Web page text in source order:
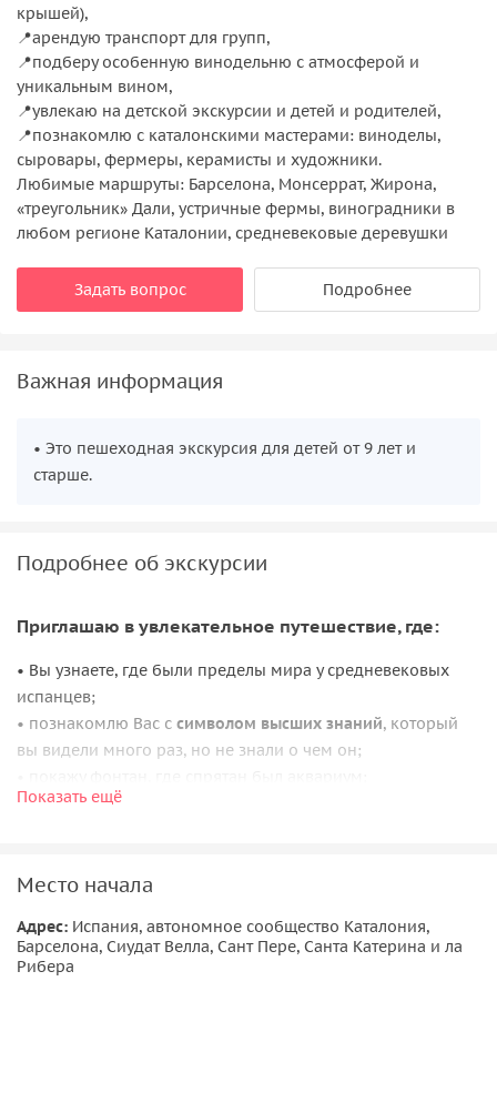
крышей),
📍арендую транспорт для групп,
📍подберу особенную винодельню с атмосферой и
уникальным вином,
📍увлекаю на детской экскурсии и детей и родителей,
📍познакомлю с каталонскими мастерами: виноделы,
сыровары, фермеры, керамисты и художники.
Любимые маршруты: Барселона, Монсеррат, Жирона,
«треугольник» Дали, устричные фермы, виноградники в
любом регионе Каталонии, средневековые деревушки
Задать вопрос Подробнее
Важная информация
• Это пешеходная экскурсия для детей от 9 лет и
старше.
Подробнее об экскурсии
Приглашаю в увлекательное путешествие, где:
• Вы узнаете, где были пределы мира у средневековых
испанцев;
• познакомлю Вас с символом высших знаний, который
вы видели много раз, но не знали о чем он;
• открою секреты «подземелья»
Барселоны;
Я расскажу:
• почему в Барселоне
Показать ещё
Место начала
Адрес: Испания, автономное сообщество Каталония,
Барселона, Сиудат Велла, Сант Пере, Санта Катерина и ла
Рибера